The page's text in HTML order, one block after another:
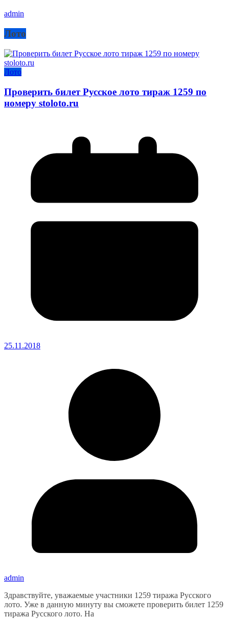
admin
Лото
Лото
Проверить билет Русское лото тираж 1259 по
номеру stoloto.ru
25.11.2018
admin
Здравствуйте, уважаемые участники 1259 тиража Русского
лото. Уже в данную минуту вы сможете проверить билет 1259
тиража Русского лото. На